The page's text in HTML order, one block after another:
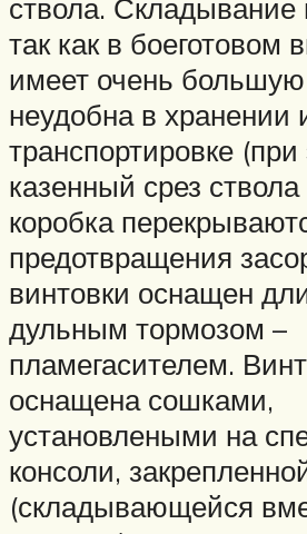
ствола. Складывание
так как в боеготовом
имеет очень
неудобна в хранении
транспортировке (при
казенный срез
коробка
предотвращения
винтовки оснащен
дульным тормозом –
пламегасителем.
оснащена сошками,
установлеными на
консоли,
(складывающейся